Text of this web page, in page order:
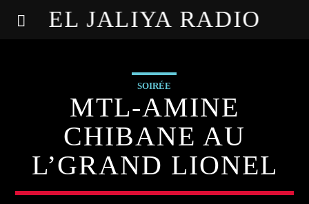
EL JALIYA RADIO
SOIRÉE
MTL-AMINE
CHIBANE AU
L’GRAND LIONEL